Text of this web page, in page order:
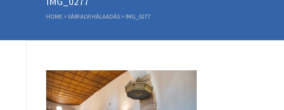
HOME > VÁRFALVI HÁLAADÁS > IMG_0277